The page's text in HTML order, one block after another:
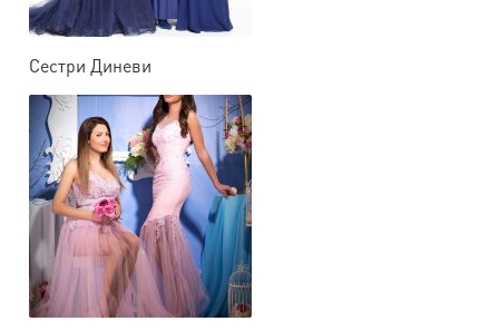
Сестри Диневи